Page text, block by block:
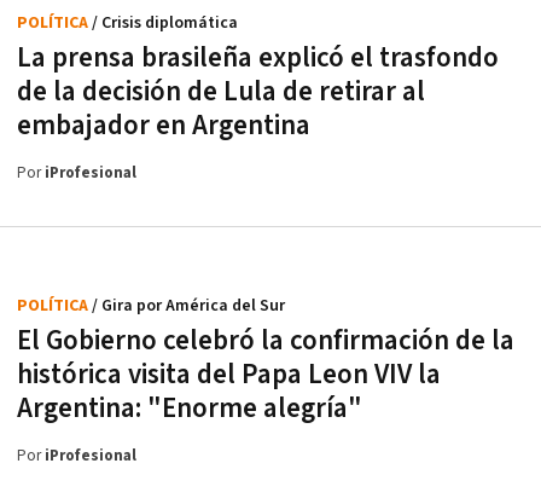
La prensa brasileña explicó el trasfondo
de la decisión de Lula de retirar al
embajador en Argentina
POLÍTICA/ Crisis diplomática
PoriProfesional
El Gobierno celebró la confirmación de la
histórica visita del Papa Leon VIV la
Argentina: "Enorme alegría"
POLÍTICA/ Gira por América del Sur
PoriProfesional